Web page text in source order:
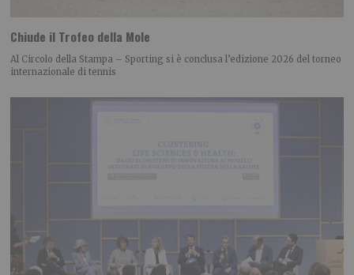
Chiude il Trofeo della Mole
Al Circolo della Stampa – Sporting si è conclusa l’edizione 2026 del torneo
internazionale di tennis